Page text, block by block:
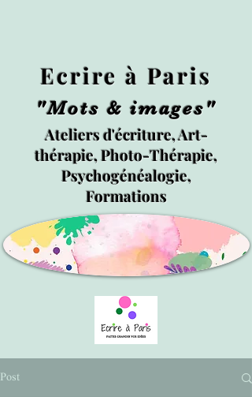
Ecrire à Paris
"Mots & images"
Ateliers d'écriture, Art-
thérapie, Photo-Thérapie,
Psychogénéalogie,
Formations
Post